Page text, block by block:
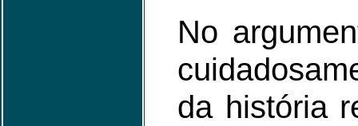
No
da história